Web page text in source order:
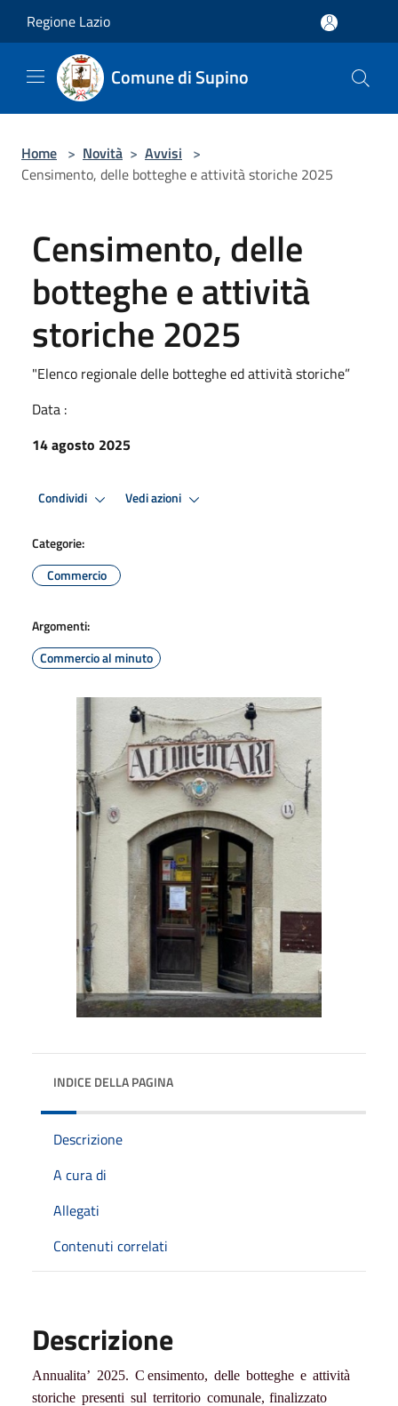
Regione Lazio
Comune di Supino
Home > Novità > Avvisi >
Censimento, delle botteghe e attività storiche 2025
Censimento, delle
botteghe e attività
storiche 2025
"Elenco regionale delle botteghe ed attività storiche”
Data :
14 agosto 2025
Condividi Vedi azioni
Categorie:
Commercio
Argomenti:
Commercio al minuto
INDICE DELLA PAGINA
Descrizione
A cura di
Allegati
Contenuti correlati
Descrizione
Annualita’ 2025. C ensimento, delle botteghe e attività
storiche presenti sul territorio comunale, finalizzato